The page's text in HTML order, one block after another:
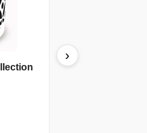
FOX DEKORATOR
›